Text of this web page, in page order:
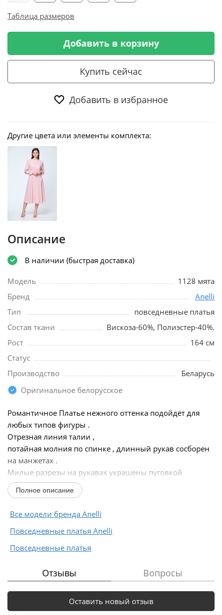
Таблица размеров
Добавить в корзину
Купить сейчас
Добавить в избранное
Другие цвета или элементы комплекта:
Описание
В наличии (быстрая доставка)
Модель
1128 мята
Бренд
Anelli
Тип
повседневные платья
Состав ткани
Вискоза-60%, Полиэстер-40%.
Рост
164 см
Статус
Производство
Беларусь
Оригинальное белорусское
Романтичное Платье нежного оттенка подойдёт для
любых типов фигуры .
Отрезная линия талии ,
потайная молния по спинке , длинный рукав сосборен
на манжетах .
Милые разрезы на рукавах украшены пуговкой
-жемчужинкой .
Идеально продуманный образ с минимумом деталей
Полное описание
Все модели бренда Anelli
Повседневные платья Anelli
Повседневные платья
Отзывы Вопросы
Оставить новый отзыв